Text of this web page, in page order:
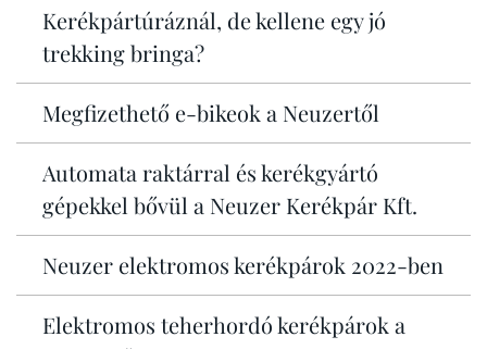
Kerékpártúráznál, de kellene egy jó
trekking bringa?
Megfizethető e-bikeok a Neuzertől
Automata raktárral és kerékgyártó
gépekkel bővül a Neuzer Kerékpár Kft.
Neuzer elektromos kerékpárok 2022-ben
Elektromos teherhordó kerékpárok a